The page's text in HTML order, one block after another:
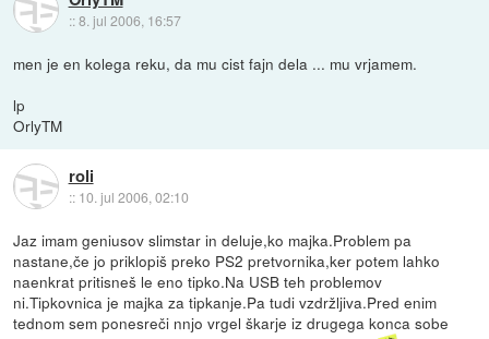
::8. jul 2006, 16:57
men je en kolega reku, da mu cist fajn dela ... mu vrjamem.
lp
OrlyTM
roli
:: 10. jul 2006, 02:10
Jaz imam geniusov slimstar in deluje,ko majka.Problem pa
nastane,če jo priklopiš preko PS2 pretvornika,ker potem lahko
naenkrat pritisneš le eno tipko.Na USB teh problemov
ni.Tipkovnica je majka za tipkanje.Pa tudi vzdržljiva.Pred enim
tednom sem ponesreči nnjo vrgel škarje iz drugega konca sobe